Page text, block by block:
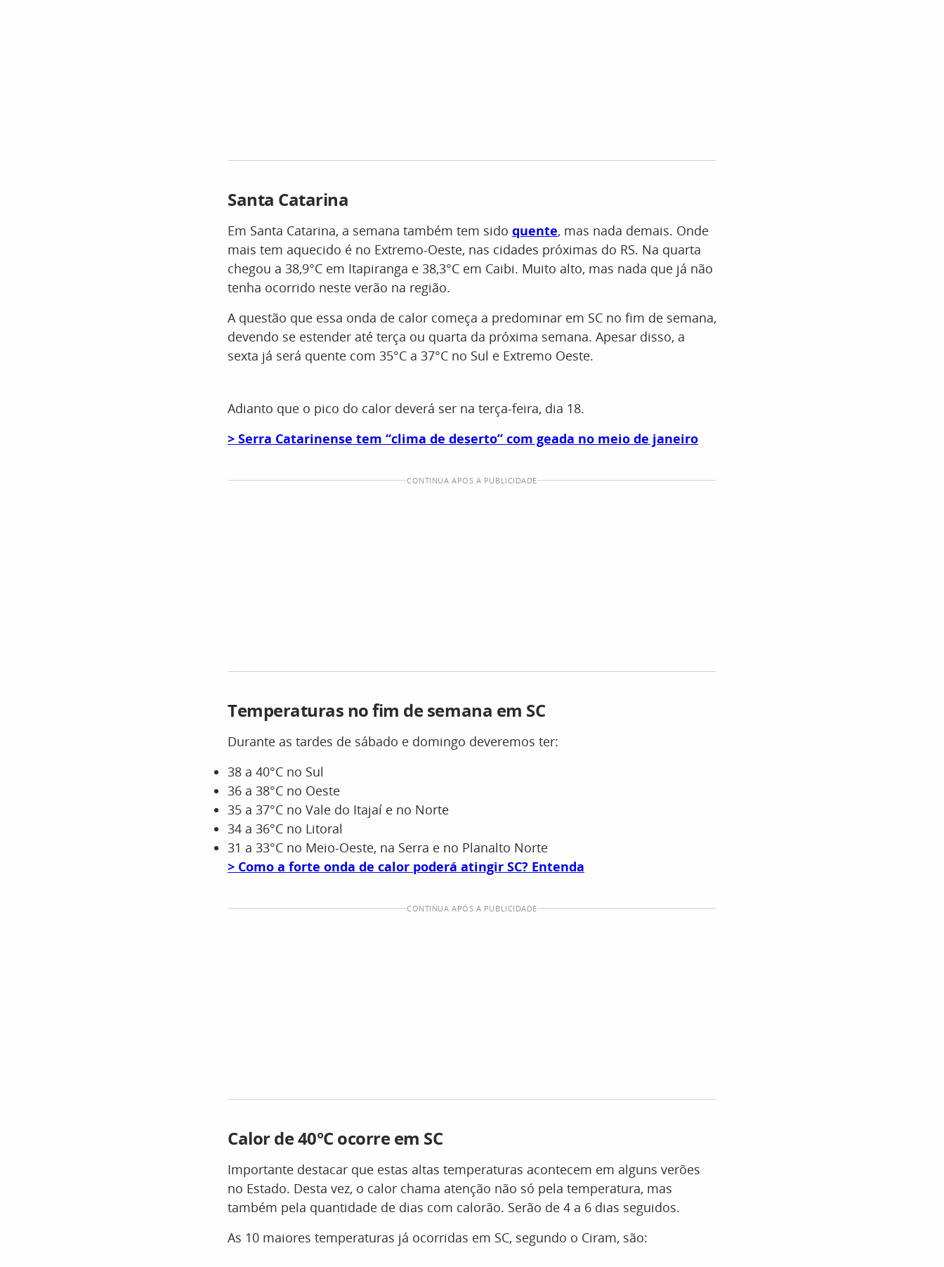
Santa Catarina
Em Santa Catarina, a semana também tem sido quente, mas nada demais. Onde
mais tem aquecido é no Extremo-Oeste, nas cidades próximas do RS. Na quarta
chegou a 38,9°C em Itapiranga e 38,3°C em Caibi. Muito alto, mas nada que já não
tenha ocorrido neste verão na região.
A questão que essa onda de calor começa a predominar em SC no fim de semana,
devendo se estender até terça ou quarta da próxima semana. Apesar disso, a
sexta já será quente com 35°C a 37°C no Sul e Extremo Oeste.
Adianto que o pico do calor deverá ser na terça-feira, dia 18.
> Serra Catarinense tem “clima de deserto” com geada no meio de janeiro
CONTINUA APÓS A PUBLICIDADE
Temperaturas no fim de semana em SC
Durante as tardes de sábado e domingo deveremos ter:
38 a 40°C no Sul
36 a 38°C no Oeste
35 a 37°C no Vale do Itajaí e no Norte
34 a 36°C no Litoral
31 a 33°C no Meio-Oeste, na Serra e no Planalto Norte
> Como a forte onda de calor poderá atingir SC? Entenda
CONTINUA APÓS A PUBLICIDADE
Calor de 40°C ocorre em SC
Importante destacar que estas altas temperaturas acontecem em alguns verões
no Estado. Desta vez, o calor chama atenção não só pela temperatura, mas
também pela quantidade de dias com calorão. Serão de 4 a 6 dias seguidos.
As 10 maiores temperaturas já ocorridas em SC, segundo o Ciram, são: